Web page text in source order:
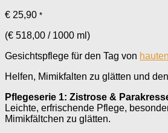
€ 25,90 *
(€ 518,00 / 1000 ml )
Gesichtspflege für den Tag von
Helfen, Mimikfalten zu glätten und
Pflegeserie 1: Zistrose &
Leichte, erfrischende Pflege,
Mimikfältchen zu glätten.